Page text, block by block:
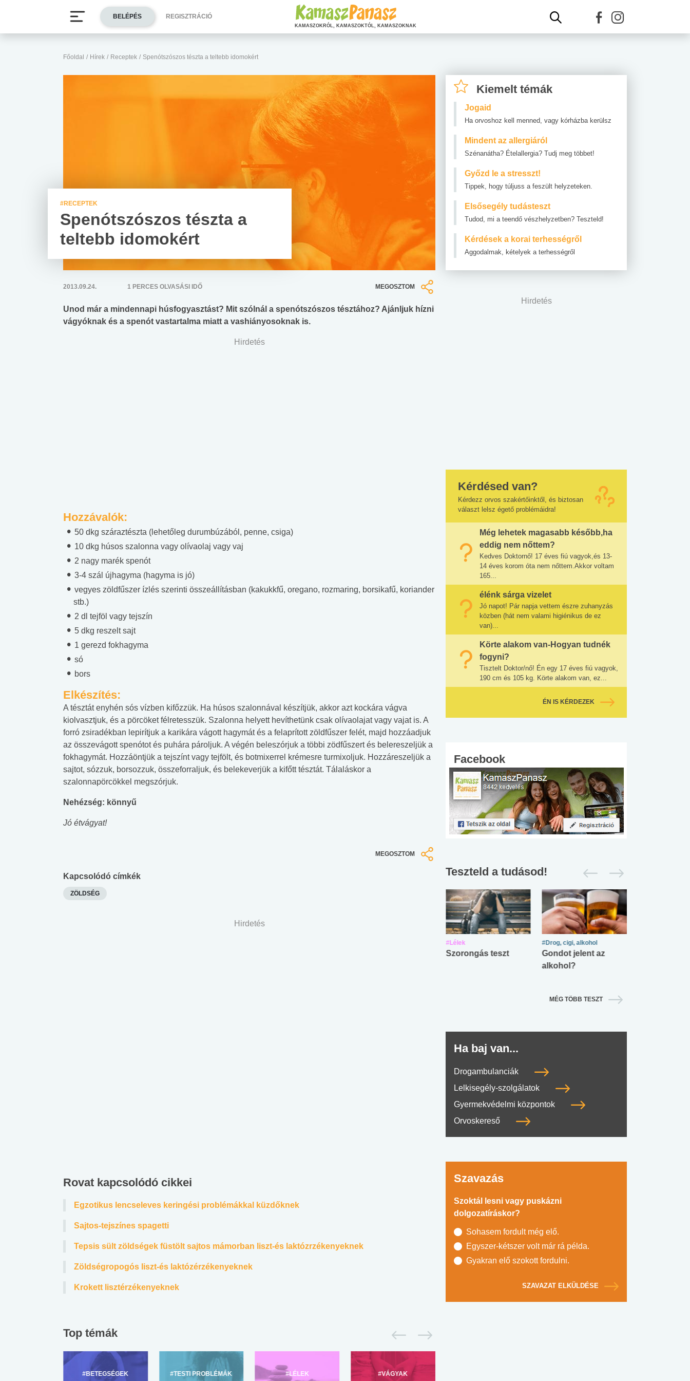
Főoldal / Hírek / Receptek / Spenótszószos tészta a teltebb idomokért
#RECEPTEK
Spenótszószos tészta a
teltebb idomokért
2013.09.24. 1 PERCES OLVASÁSI IDŐ MEGOSZTOM
Unod már a mindennapi húsfogyasztást? Mit szólnál a spenótszószos tésztához? Ajánljuk hízni
vágyóknak és a spenót vastartalma miatt a vashiányosoknak is.
Hirdetés
Hozzávalók:
50 dkg száraztészta (lehetőleg durumbúzából, penne, csiga)
10 dkg húsos szalonna vagy olívaolaj vagy vaj
2 nagy marék spenót
3-4 szál újhagyma (hagyma is jó)
vegyes zöldfűszer ízlés szerinti összeállításban (kakukkfű, oregano, rozmaring, borsikafű, koriander
stb.)
2 dl tejföl vagy tejszín
5 dkg reszelt sajt
1 gerezd fokhagyma
só
bors
Elkészítés:
A tésztát enyhén sós vízben kifőzzük. Ha húsos szalonnával készítjük, akkor azt kockára vágva
kiolvasztjuk, és a pörcöket félretesszük. Szalonna helyett hevíthetünk csak olívaolajat vagy vajat is. A
forró zsiradékban lepirítjuk a karikára vágott hagymát és a felaprított zöldfűszer felét, majd hozzáadjuk
az összevágott spenótot és puhára pároljuk. A végén beleszórjuk a többi zödfűszert és belereszeljük a
fokhagymát. Hozzáöntjük a tejszínt vagy tejfölt, és botmixerrel krémesre turmixoljuk. Hozzáreszeljük a
sajtot, sózzuk, borsozzuk, összeforraljuk, és belekeverjük a kifőtt tésztát. Tálaláskor a
szalonnapörcökkel megszórjuk.
Nehézség: könnyű
Jó étvágyat!
MEGOSZTOM
Kapcsolódó címkék
ZÖLDSÉG
Hirdetés
Rovat kapcsolódó cikkei
Egzotikus lencseleves keringési problémákkal küzdőknek
Sajtos-tejszínes spagetti
Tepsis sült zöldségek füstölt sajtos mámorban liszt-és laktózrzékenyeknek
Zöldségropogós liszt-és laktózérzékenyeknek
Krokett lisztérzékenyeknek
Top témák
#BETEGSÉGEK #TESTI PROBLÉMÁK #LÉLEK #VÁGYAK
Kiemelt témák
Jogaid
Ha orvoshoz kell menned, vagy kórházba kerülsz
Mindent az allergiáról
Szénanátha? Ételallergia? Tudj meg többet!
Győzd le a stresszt!
Tippek, hogy túljuss a feszült helyzeteken.
Elsősegély tudásteszt
Tudod, mi a teendő vészhelyzetben? Teszteld!
Kérdések a korai terhességről
Aggodalmak, kételyek a terhességről
Hirdetés
Kérdésed van?
Kérdezz orvos szakértőinktől, és biztosan
választ lelsz égető problémáidra!
Még lehetek magasabb később,ha
eddig nem nőttem?
Kedves Doktornő! 17 éves fiú vagyok,és 13-
14 éves korom óta nem nőttem.Akkor voltam
165...
élénk sárga vizelet
Jó napot! Pár napja vettem észre zuhanyzás
közben (hát nem valami higiénikus de ez
van)...
Körte alakom van-Hogyan tudnék
fogyni?
Tisztelt Doktor/nő! Én egy 17 éves fiú vagyok,
190 cm és 105 kg. Körte alakom van, ez...
ÉN IS KÉRDEZEK
Facebook
Teszteld a tudásod!
#Lélek
Szorongás teszt
#Drog, cigi, alkohol
Gondot jelent az
alkohol?
MÉG TÖBB TESZT
Ha baj van...
Drogambulanciák
Lelkisegély-szolgálatok
Gyermekvédelmi központok
Orvoskereső
Szavazás
Szoktál lesni vagy puskázni
dolgozatíráskor?
Sohasem fordult még elő.
Egyszer-kétszer volt már rá példa.
Gyakran elő szokott fordulni.
SZAVAZAT ELKÜLDÉSE
BELÉPÉS REGISZTRÁCIÓ
KAMASZOKRÓL, KAMASZOKTÓL, KAMASZOKNAK